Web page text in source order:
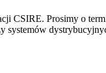
CSIRE. Prosimy o
systemów